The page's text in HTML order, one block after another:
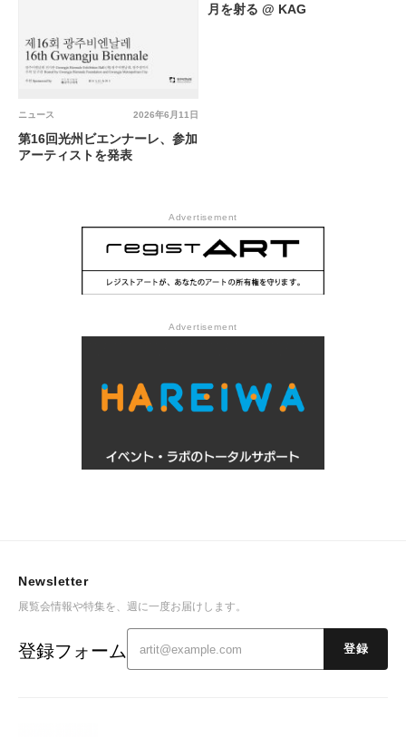
2026年6月11日
ニュース
第16回光州ビエンナーレ、参加
アーティストを発表
月を射る @ KAG
Advertisement
Advertisement
Newsletter
展覧会情報や特集を、週に一度お届けします。
登録フォーム 登録